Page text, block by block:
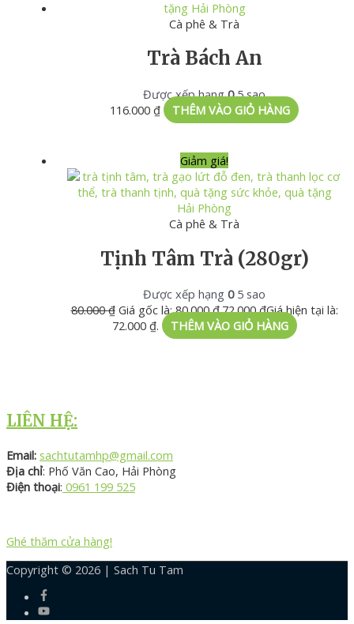
Cà phê & Trà
Trà Bách An
Được xếp hạng05 sao
116.000₫ THÊM VÀO GIỎ HÀNG
Giảm giá!
Cà phê & Trà
Tịnh Tâm Trà (280gr)
Được xếp hạng05 sao
80.000₫ Giá gốc là: 80.000 ₫.72.000₫Giá hiện tại là:
72.000 ₫.
THÊM VÀO GIỎ HÀNG
LIÊN HỆ:
Email: sachtutamhp@gmail.com
Địa chỉ: Phố Văn Cao, Hải Phòng
Điện thoại: 0961 199 525
Ghé thăm cửa hàng!
Copyright © 2026 | Sach Tu Tam